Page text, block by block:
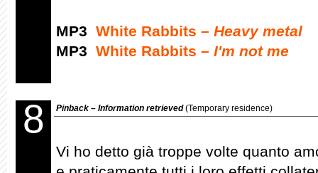
MP3 White Rabbits – Heavy metal
MP3 White Rabbits – I'm not me
8 Pinback – Information retrieved(Temporary residence)
Vi ho detto già troppe volte quanto